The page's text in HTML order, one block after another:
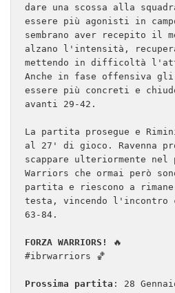
dare una scossa alla
essere più agonisti in
sembrano aver recepito il
alzano l'intensità,
mettendo in difficoltà
Anche in fase offensiva gli
essere più concreti e
avanti 29-42.
La partita prosegue e
al 27' di gioco. Ravenna
scappare ulteriormente nel
Warriors che ormai però
partita e riescono a
testa, vincendo l'incontro
63-84.
FORZA WARRIORS!
🔥
#ibrwarriors 🏀
Prossima partita : 28